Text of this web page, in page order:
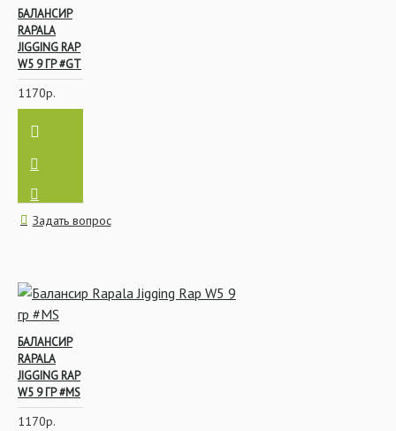
БАЛАНСИР
RAPALA
JIGGING RAP
W5 9 ГР #GT
1170р.
Задать вопрос
БАЛАНСИР
RAPALA
JIGGING RAP
W5 9 ГР #MS
1170р.